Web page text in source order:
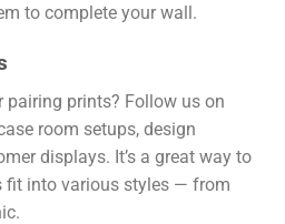
to complete your wall.
pairing prints? Follow us on
room setups, design
displays. It’s a great way to
fit into various styles — from